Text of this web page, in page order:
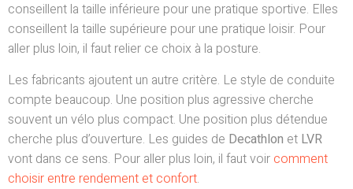
conseillent la taille inférieure pour une pratique sportive. Elles
conseillent la taille supérieure pour une pratique loisir. Pour
aller plus loin, il faut relier ce choix à la posture.
Les fabricants ajoutent un autre critère. Le style de conduite
compte beaucoup. Une position plus agressive cherche
souvent un vélo plus compact. Une position plus détendue
cherche plus d’ouverture. Les guides de Decathlon et LVR
vont dans ce sens. Pour aller plus loin, il faut voir comment
choisir entre rendement et confort.